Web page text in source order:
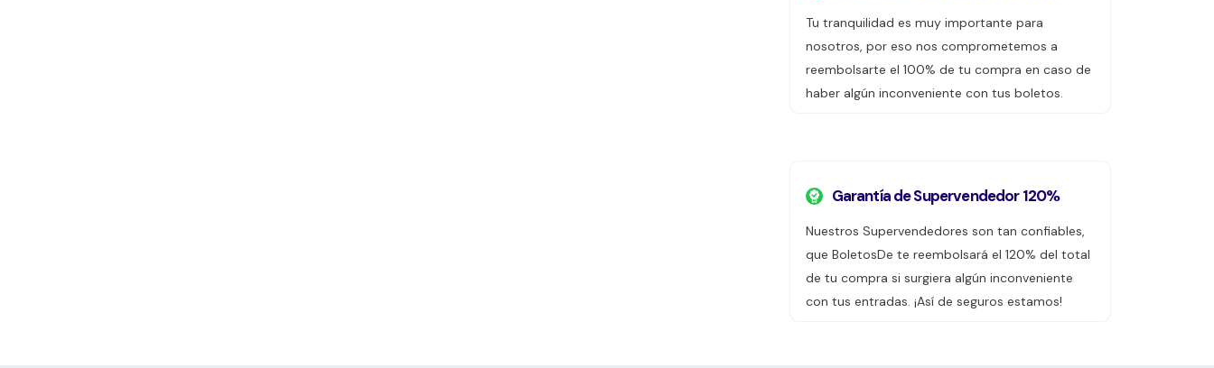
Tu tranquilidad es muy importante para
nosotros, por eso nos comprometemos a
reembolsarte el 100% de tu compra en caso de
haber algún inconveniente con tus boletos.
Garantía de Supervendedor 120%
Nuestros Supervendedores son tan confiables,
que BoletosDe te reembolsará el 120% del total
de tu compra si surgiera algún inconveniente
con tus entradas. ¡Así de seguros estamos!